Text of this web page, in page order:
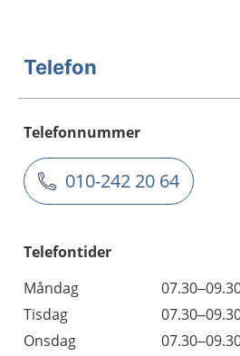
Telefon
Telefonnummer
010-242 20 64
Telefontider
Måndag
Tisdag
Onsdag